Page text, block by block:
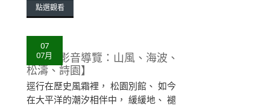
點選觀看
07
07月
【松園影音導覽：山風、海波、
松濤、詩園】
逕行在歷史風霜裡， 松園別館、 如今
在大平洋的潮汐相伴中， 緩緩地、 褪